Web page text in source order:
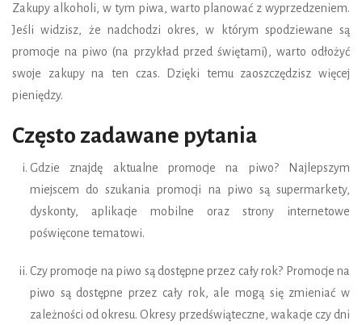
Zakupy alkoholi, w tym piwa, warto planować z wyprzedzeniem.
Jeśli widzisz, że nadchodzi okres, w którym spodziewane są
promocje na piwo (na przykład przed świętami), warto odłożyć
swoje zakupy na ten czas. Dzięki temu zaoszczędzisz więcej
pieniędzy.
Często zadawane pytania
Gdzie znajdę aktualne promocje na piwo? Najlepszym
miejscem do szukania promocji na piwo są supermarkety,
dyskonty, aplikacje mobilne oraz strony internetowe
poświęcone tematowi.
Czy promocje na piwo są dostępne przez cały rok? Promocje na
piwo są dostępne przez cały rok, ale mogą się zmieniać w
zależności od okresu. Okresy przedświąteczne, wakacje czy dni